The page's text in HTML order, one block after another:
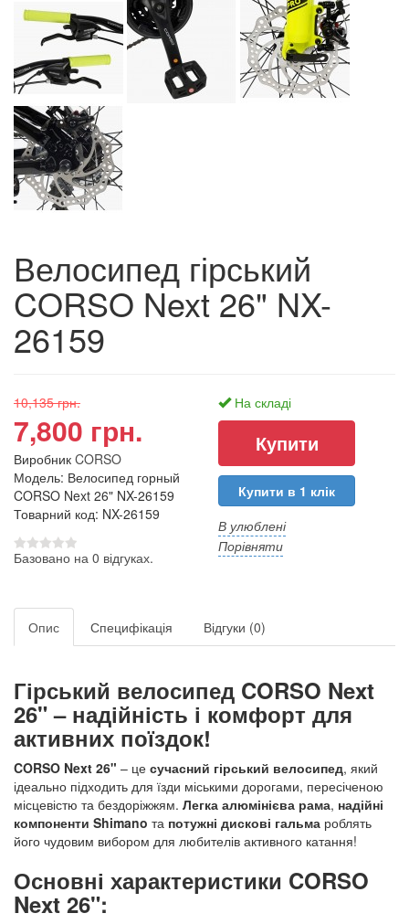
Велосипед гірський
CORSO Next 26" NX-
26159
10,135 грн.
7,800 грн.
Виробник CORSO
Модель: Велосипед горный
CORSO Next 26" NX-26159
Товарний код: NX-26159
Базовано на 0 відгуках.
На складі
Купити в 1 клік
В улюблені
Порівняти
Опис Специфікація Відгуки (0)
Гірський велосипед CORSO Next
26" – надійність і комфорт для
активних поїздок!
CORSO Next 26" – це сучасний гірський велосипед, який
ідеально підходить для їзди міськими дорогами, пересіченою
місцевістю та бездоріжжям. Легка алюмінієва рама, надійні
компоненти Shimano та потужні дискові гальма роблять
його чудовим вибором для любителів активного катання!
Основні характеристики CORSO
Next 26":